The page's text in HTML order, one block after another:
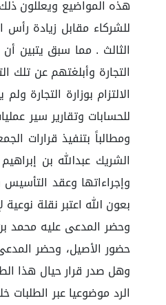
هذه المواضيع ويعللون
الثالث . مما سبق يتبين
الالتزام بوزارة
للحسابات وتقارير سير
الشريك عبدالله بن
وإجراءاتها وعقد
بعون الله اعتبر نقلة
وحضر المدعى عليه محمد
حضور الأصيل، وحضر
وهل صدر قرار حيال هذا
الرد موضوعيا عبر